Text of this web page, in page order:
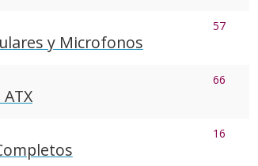
y Microfonos
57
66
16